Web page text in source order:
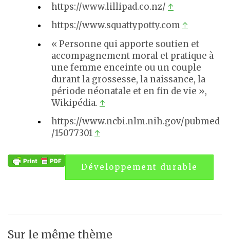
https://www.lillipad.co.nz/ ↑
https://www.squattypotty.com ↑
« Personne qui apporte soutien et
accompagnement moral et pratique à
une femme enceinte ou un couple
durant la grossesse, la naissance, la
période néonatale et en fin de vie »,
Wikipédia. ↑
https://www.ncbi.nlm.nih.gov/pubmed
/15077301 ↑
Développement durable
Sur le même thème